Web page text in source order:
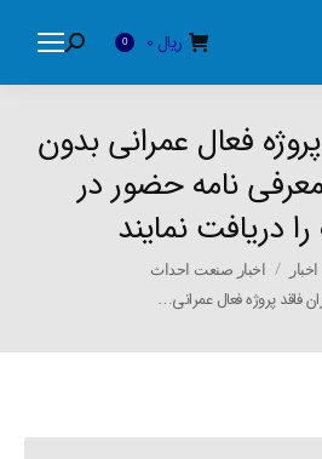
ریال 0
Search:
پروژه فعال عمرانی بدون
نامه حضور در
دریافت نمایند
اخبار اخبار صنعت احداث
فاقد پروژه فعال عمرانی…